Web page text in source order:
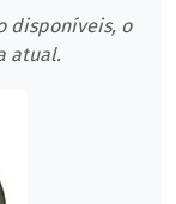
disponíveis, o
atual.